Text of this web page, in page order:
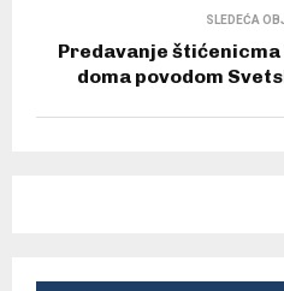
SLEDEĆA
Predavanje
doma povodom